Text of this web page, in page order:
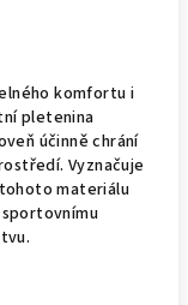
komfortu i
pletenina
účinně chrání
Vyznačuje
materiálu